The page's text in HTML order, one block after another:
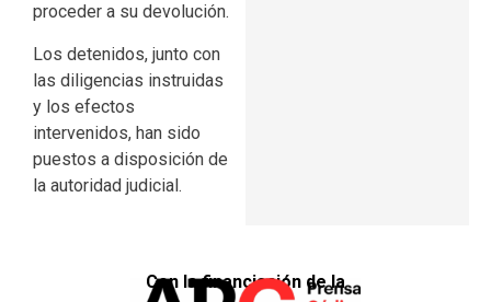
proceder a su devolución.
Los detenidos, junto con
las diligencias instruidas
y los efectos
intervenidos, han sido
puestos a disposición de
la autoridad judicial.
Con la financiación de la